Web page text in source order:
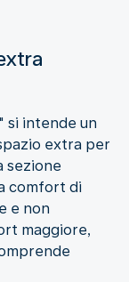
si intende un
extra per
sezione
comfort di
e non
maggiore,